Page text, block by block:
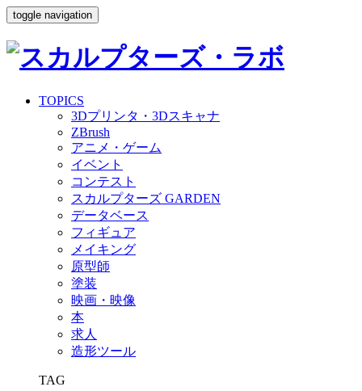
toggle navigation
TOPICS
3Dプリンタ・3Dスキャナ
ZBrush
アニメ・ゲーム
イベント
コンテスト
スカルプターズ GARDEN
データベース
フィギュア
メイキング
原型師
塗装
映画・映像
本
求人
造形ツール
TAG